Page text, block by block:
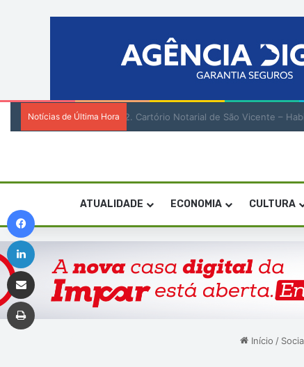
Notícias de Última Hora 2. Cartório Notarial de São Vicente –
ATUALIDADE ECONOMIA CULTURA
Início /
Linkedin
Imprimir